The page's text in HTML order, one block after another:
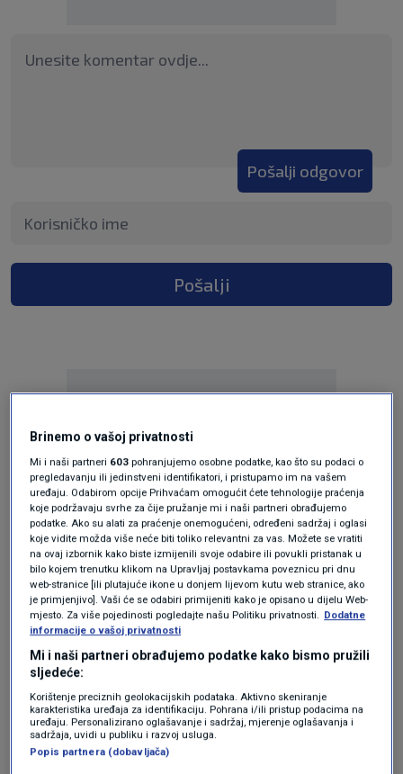
Pošalji odgovor
Pošalji
Oglas
Oglas
Brinemo o vašoj privatnosti
Mi i naši partneri 603 pohranjujemo osobne podatke, kao što su podaci o
pregledavanju ili jedinstveni identifikatori, i pristupamo im na vašem
uređaju. Odabirom opcije Prihvaćam omogućit ćete tehnologije praćenja
koje podržavaju svrhe za čije pružanje mi i naši partneri obrađujemo
podatke. Ako su alati za praćenje onemogućeni, određeni sadržaj i oglasi
koje vidite možda više neće biti toliko relevantni za vas. Možete se vratiti
na ovaj izbornik kako biste izmijenili svoje odabire ili povukli pristanak u
bilo kojem trenutku klikom na Upravljaj postavkama poveznicu pri dnu
web-stranice [ili plutajuće ikone u donjem lijevom kutu web stranice, ako
je primjenjivo]. Vaši će se odabiri primijeniti kako je opisano u dijelu Web-
mjesto. Za više pojedinosti pogledajte našu Politiku privatnosti.
Dodatne
informacije o vašoj privatnosti
Mi i naši partneri obrađujemo podatke kako bismo pružili
sljedeće:
Korištenje preciznih geolokacijskih podataka. Aktivno skeniranje
karakteristika uređaja za identifikaciju. Pohrana i/ili pristup podacima na
uređaju. Personalizirano oglašavanje i sadržaj, mjerenje oglašavanja i
sadržaja, uvidi u publiku i razvoj usluga.
Popis partnera (dobavljača)